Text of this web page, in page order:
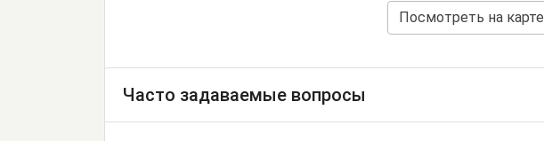
Посмотреть на карте
Часто задаваемые вопросы